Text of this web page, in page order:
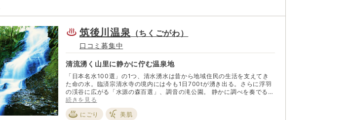
筑後川温泉 （ちくごがわ）
口コミ募集中
清流湧く山里に静かに佇む温泉地
「日本名水100選」の1つ、清水湧水は昔から地域住民の生活を支えてき
た命の水。臨済宗清水寺の境内には今も1日700tが湧き出る。さらに浮羽
の渓谷に広がる「水源の森百選」、調音の滝公園。 静かに調べを奏でる
「調音の滝」、激しく流れる「魚返りの滝」、雄大な「斧渕の滝」と自然
が美しく調和する。筑後川系流の清流が育んだつづら棚田は平成11年、
「日本棚田百選」にも選ばれた。 福岡市内から車で約1時間。筑後川の中
続きを見る
にごり
美肌